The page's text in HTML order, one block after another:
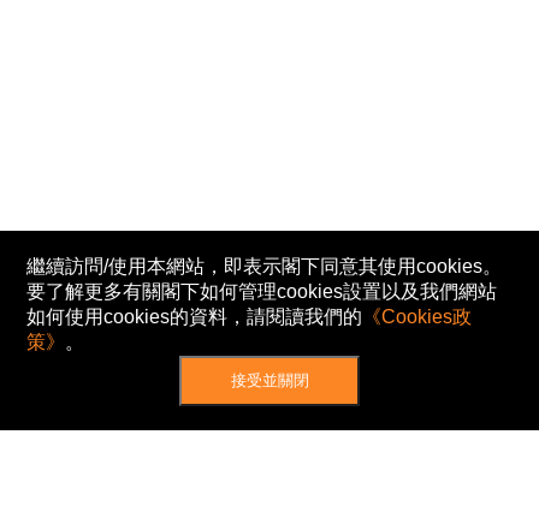
繼續訪問/使用本網站，即表示閣下同意其使用cookies。
要了解更多有關閣下如何管理cookies設置以及我們網站
如何使用cookies的資料，請閱讀我們的 《Cookies政
策》 。
接受並關閉